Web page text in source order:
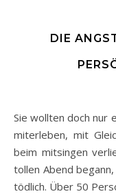
DIE
Sie wollten doch nur ein Konzert ihrer Lieblingssängerin live
miterleben, mit
beim mitsingen
tollen Abend
tödlich. Über 50